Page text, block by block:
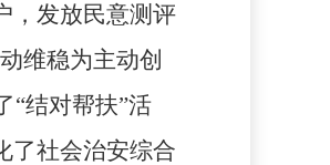
，发放民意测评
维稳为主动创
“结对帮扶”活
了社会治安综合